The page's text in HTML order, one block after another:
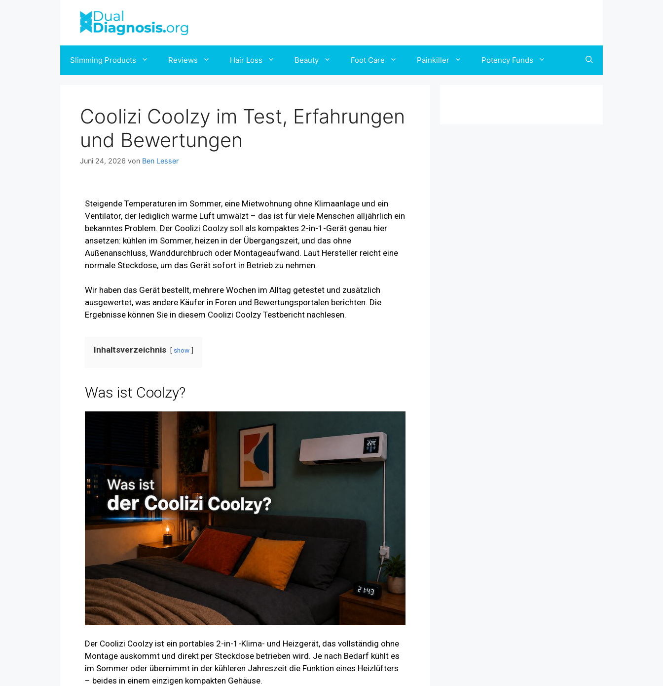
Slimming Products Reviews Hair Loss Beauty Foot Care Painkiller Potency Funds
Coolizi Coolzy im Test, Erfahrungen
und Bewertungen
Juni 24, 2026 von Ben Lesser
Steigende Temperaturen im Sommer, eine Mietwohnung ohne Klimaanlage und ein
Ventilator, der lediglich warme Luft umwälzt – das ist für viele Menschen alljährlich ein
bekanntes Problem. Der Coolizi Coolzy soll als kompaktes 2-in-1-Gerät genau hier
ansetzen: kühlen im Sommer, heizen in der Übergangszeit, und das ohne
Außenanschluss, Wanddurchbruch oder Montageaufwand. Laut Hersteller reicht eine
normale Steckdose, um das Gerät sofort in Betrieb zu nehmen.
Wir haben das Gerät bestellt, mehrere Wochen im Alltag getestet und zusätzlich
ausgewertet, was andere Käufer in Foren und Bewertungsportalen berichten. Die
Ergebnisse können Sie in diesem Coolizi Coolzy Testbericht nachlesen.
Inhaltsverzeichnis show
Was ist Coolzy?
Der Coolizi Coolzy ist ein portables 2-in-1-Klima- und Heizgerät, das vollständig ohne
Montage auskommt und direkt per Steckdose betrieben wird. Je nach Bedarf kühlt es
im Sommer oder übernimmt in der kühleren Jahreszeit die Funktion eines Heizlüfters
– beides in einem einzigen kompakten Gehäuse.